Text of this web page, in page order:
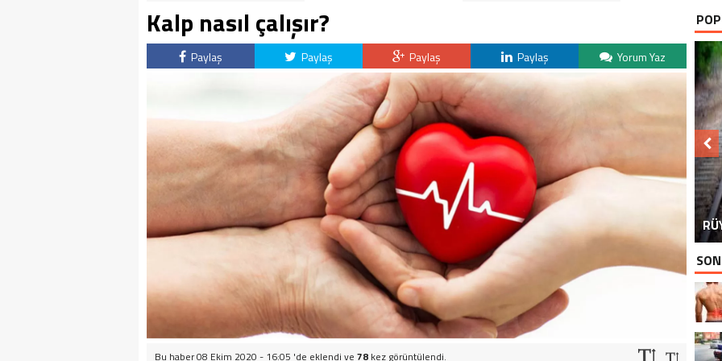
Kalp nasıl çalışır?
Paylaş Paylaş Paylaş Paylaş Yorum Yaz
Bu haber 08 Ekim 2020 - 16:05 'de eklendi ve 78 kez görüntülendi.